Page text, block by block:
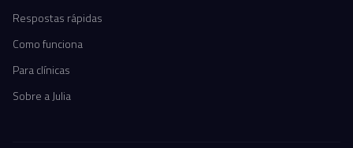
Respostas rápidas
Como funciona
Para clínicas
Sobre a Julia